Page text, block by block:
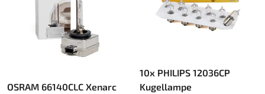
OSRAM 66140CLC Xenarc
10x PHILIPS 12036CP
Kugellampe